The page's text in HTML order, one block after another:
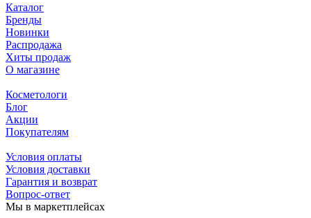
Каталог
Бренды
Новинки
Распродажа
Хиты продаж
О магазине
Косметологи
Блог
Акции
Покупателям
Условия оплаты
Условия доставки
Гарантия и возврат
Вопрос-ответ
Мы в маркетплейсах